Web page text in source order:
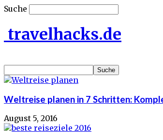
Suche
travelhacks.de
Weltreise planen in 7 Schritten:
August 5, 2016